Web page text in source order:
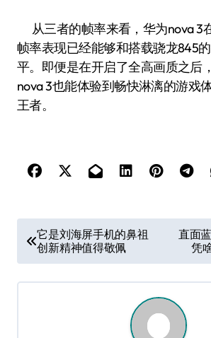
从三者的帧率来看，华为nova 3
帧率表现已经能够和搭载骁龙845
平。即便是在开启了全高画质之后
nova 3也能体验到畅快淋漓的游戏
王者。
章
导
它是刘海屏手机的鼻祖
创新精神值得敬佩
直面
凭